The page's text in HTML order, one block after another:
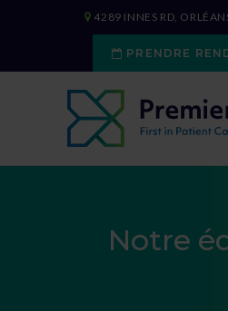
4289 INNES RD
PRENDRE
Notre